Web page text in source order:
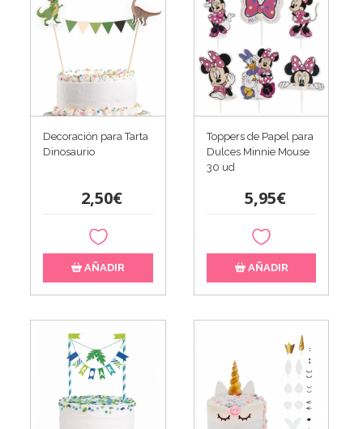
Decoración para Tarta
Dinosaurio
2,50€
AÑADIR
Toppers de Papel para
Dulces Minnie Mouse
30 ud
5,95€
AÑADIR